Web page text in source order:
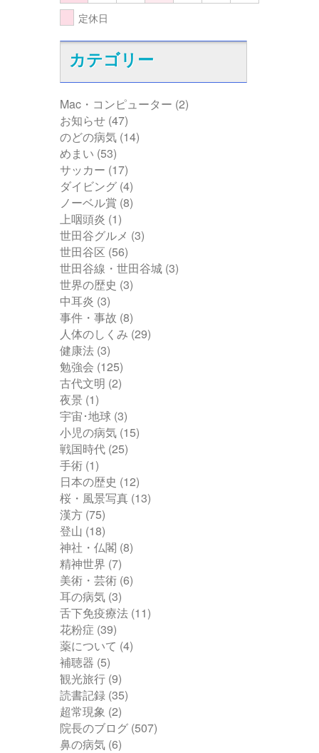
定休日
カテゴリー
Mac・コンピューター (2)
お知らせ (47)
のどの病気 (14)
めまい (53)
サッカー (17)
ダイビング (4)
ノーベル賞 (8)
上咽頭炎 (1)
世田谷グルメ (3)
世田谷区 (56)
世田谷線・世田谷城 (3)
世界の歴史 (3)
中耳炎 (3)
事件・事故 (8)
人体のしくみ (29)
健康法 (3)
勉強会 (125)
古代文明 (2)
夜景 (1)
宇宙･地球 (3)
小児の病気 (15)
戦国時代 (25)
手術 (1)
日本の歴史 (12)
桜・風景写真 (13)
漢方 (75)
登山 (18)
神社・仏閣 (8)
精神世界 (7)
美術・芸術 (6)
耳の病気 (3)
舌下免疫療法 (11)
花粉症 (39)
薬について (4)
補聴器 (5)
観光旅行 (9)
読書記録 (35)
超常現象 (2)
院長のブログ (507)
鼻の病気 (6)